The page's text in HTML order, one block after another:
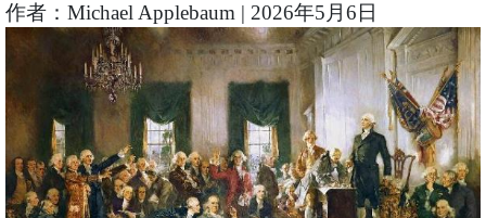
作者：Michael Applebaum | 2026年5月6日